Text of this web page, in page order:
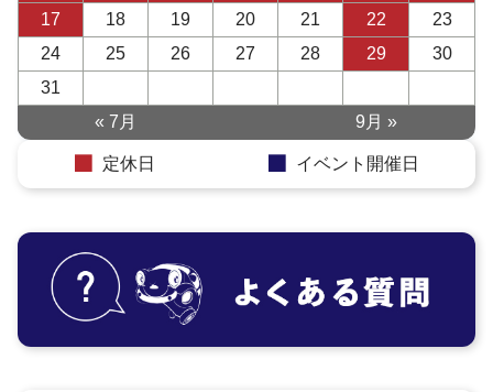
17
18 19 20 21 22
23
24
25 26 27 28 29
30
31
« 7月
9月 »
定休日 イベント開催日